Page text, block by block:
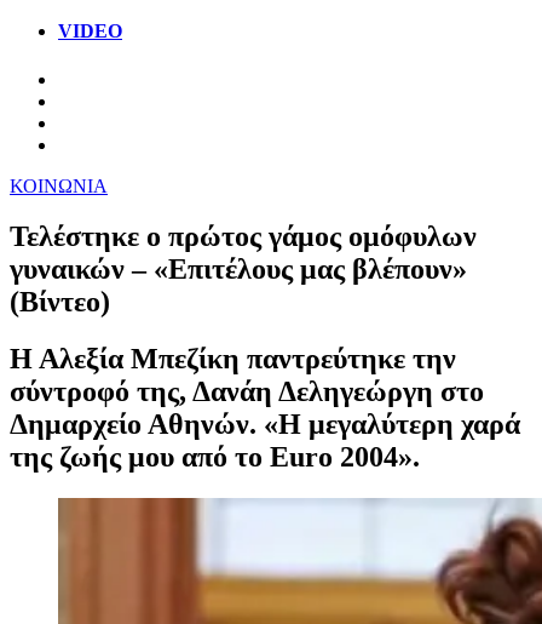
VIDEO
ΚΟΙΝΩΝΙΑ
Τελέστηκε ο πρώτος γάμος ομόφυλων
γυναικών – «Επιτέλους μας βλέπουν»
(Bίντεο)
Η Αλεξία Μπεζίκη παντρεύτηκε την
σύντροφό της, Δανάη Δεληγεώργη στο
Δημαρχείο Αθηνών. «Η μεγαλύτερη χαρά
της ζωής μου από το Euro 2004».